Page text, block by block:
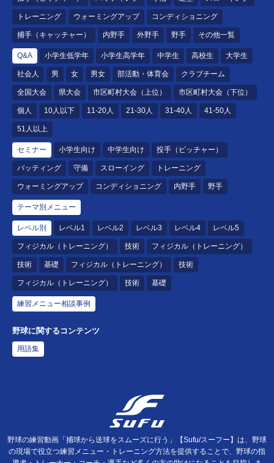
トレーニング ウォーミングアップ コンディショニング
捕手（キャッチャー） 内野手 外野手 野手 その他一覧
Q&A 小学生低学年 小学生高学年 中学生 高校生 大学生
社会人 男 女 男女 部活動・体育会 クラブチーム
全国大会 県大会 市区町村大会（上位） 市区町村大会（下位）
個人 10人以下 11-20人 21-30人 31-40人 41-50人
51人以上
セミナー 小学生向け 中学生向け 投手（ピッチャー）
バッティング 守備 スローイング トレーニング
ウォーミングアップ コンディショニング 内野手 野手
テーマ別メニュー
レベル別 レベル1 レベル2 レベル3 レベル4 レベル5
フィジカル（トレーニング） 技術 フィジカル（トレーニング）
技術 基礎 フィジカル（トレーニング） 技術
フィジカル（トレーニング） 技術 基礎
練習メニュー相談事例
野球に関するコンテンツ
用語集
野球の練習動画「捕球から送球をスムーズに行う」【Sufu/スーフー】は、野球
の現場で役立つ練習メニュー・トレーニング方法を提供することで、野球の指